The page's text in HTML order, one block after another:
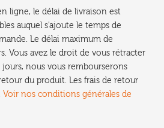
ligne, le délai de livraison est
auquel s'ajoute le temps de
Le délai maximum de
Vous avez le droit de vous rétracter
nous vous rembourserons
du produit. Les frais de retour
Voir nos conditions générales de